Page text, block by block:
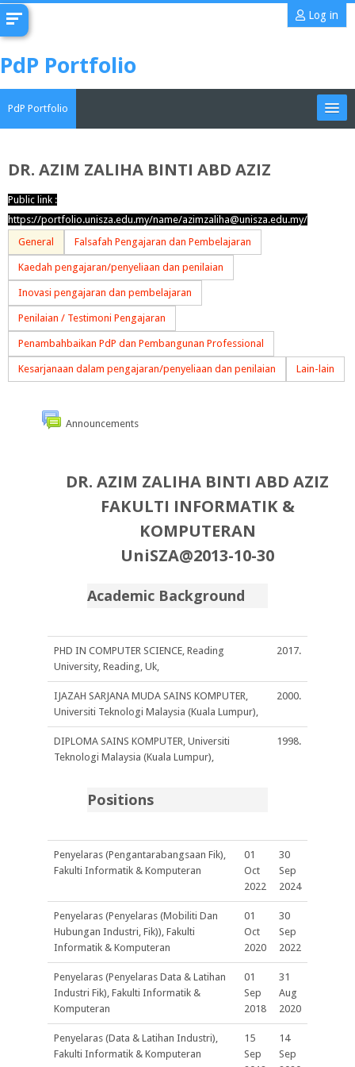
content
Log in
PdP Portfolio
PdP Portfolio
English ‎(en)‎
Search
portfolios
DR. AZIM ZALIHA BINTI ABD AZIZ
Public link :
https://portfolio.unisza.edu.my/name/azimzaliha@unisza.edu.my/
General
Falsafah Pengajaran dan Pembelajaran
Kaedah pengajaran/penyeliaan dan penilaian
Inovasi pengajaran dan pembelajaran
Penilaian / Testimoni Pengajaran
Penambahbaikan PdP dan Pembangunan Professional
Kesarjanaan dalam pengajaran/penyeliaan dan penilaian Lain-lain
Announcements
DR. AZIM ZALIHA BINTI ABD AZIZ
FAKULTI INFORMATIK &
KOMPUTERAN
UniSZA@2013-10-30
Academic Background
PHD IN COMPUTER SCIENCE, Reading
University, Reading, Uk,
2017.
IJAZAH SARJANA MUDA SAINS KOMPUTER,
Universiti Teknologi Malaysia (Kuala Lumpur),
2000.
DIPLOMA SAINS KOMPUTER, Universiti
Teknologi Malaysia (Kuala Lumpur),
1998.
Positions
Penyelaras (Pengantarabangsaan Fik),
Fakulti Informatik & Komputeran
01
Oct
2022
30
Sep
2024
Penyelaras (Penyelaras (Mobiliti Dan
Hubungan Industri, Fik)), Fakulti
Informatik & Komputeran
01
Oct
2020
30
Sep
2022
Penyelaras (Penyelaras Data & Latihan
Industri Fik), Fakulti Informatik &
Komputeran
01
Sep
2018
31
Aug
2020
Penyelaras (Data & Latihan Industri),
Fakulti Informatik & Komputeran
15
Sep
14
Sep